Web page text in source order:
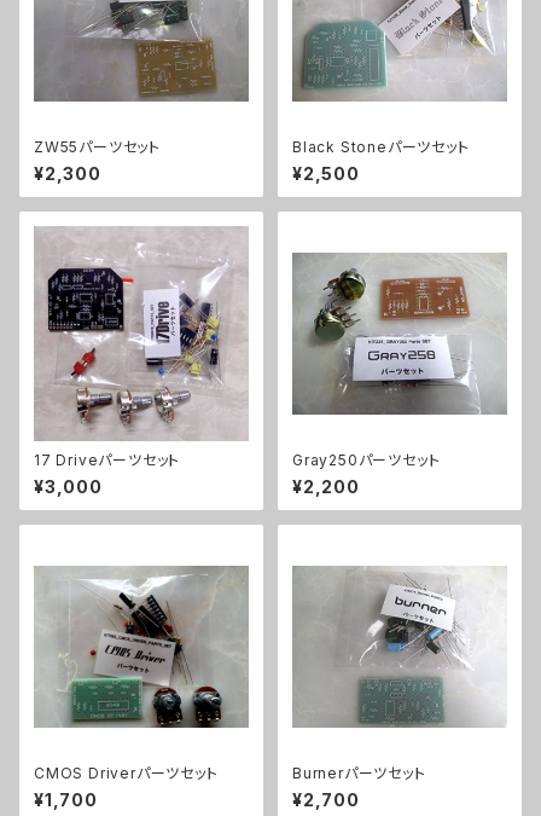
ZW55パーツセット
¥2,300
Black Stoneパーツセット
¥2,500
17 Driveパーツセット
¥3,000
Gray250パーツセット
¥2,200
CMOS Driverパーツセット
¥1,700
Burnerパーツセット
¥2,700